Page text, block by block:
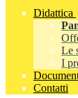
Didattica
Le
I
Contatti